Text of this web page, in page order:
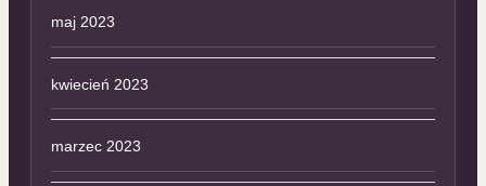
maj 2023
kwiecień 2023
marzec 2023